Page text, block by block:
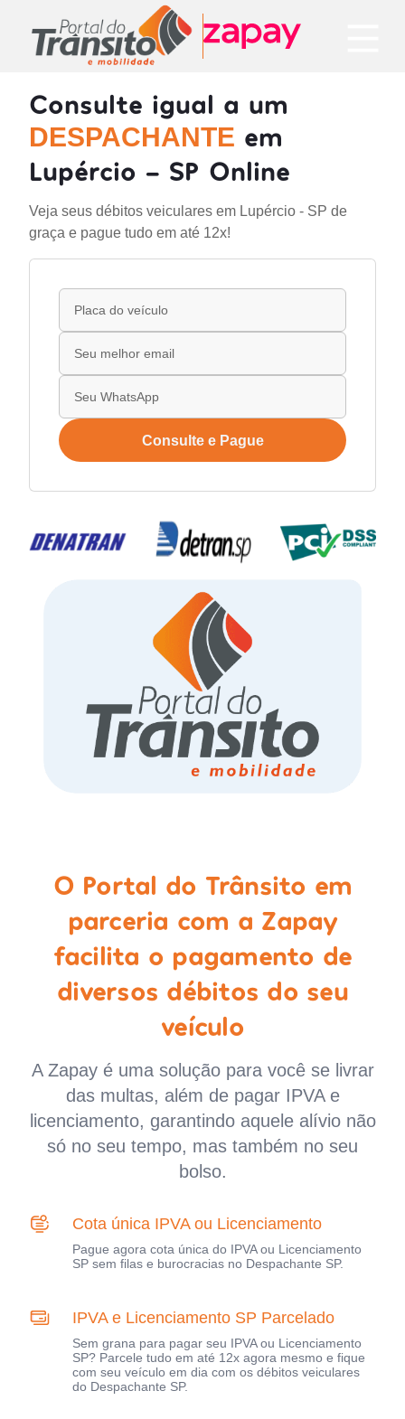
Consulte igual a um
DESPACHANTE em
Lupércio - SP Online
Veja seus débitos veiculares em Lupércio - SP de
graça e pague tudo em até 12x!
Consulte e Pague
O Portal do Trânsito em
parceria com a Zapay
facilita o pagamento de
diversos débitos do seu
veículo
A Zapay é uma solução para você se livrar
das multas, além de pagar IPVA e
licenciamento, garantindo aquele alívio não
só no seu tempo, mas também no seu
bolso.
Cota única IPVA ou Licenciamento
Pague agora cota única do IPVA ou Licenciamento
SP sem filas e burocracias no Despachante SP.
IPVA e Licenciamento SP Parcelado
Sem grana para pagar seu IPVA ou Licenciamento
SP? Parcele tudo em até 12x agora mesmo e fique
com seu veículo em dia com os débitos veiculares
do Despachante SP.